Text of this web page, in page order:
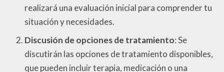
realizará una evaluación inicial para comprender tu
situación y necesidades.
Discusión de opciones de tratamiento: Se
discutirán las opciones de tratamiento disponibles,
que pueden incluir terapia, medicación o una